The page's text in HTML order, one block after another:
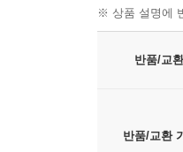
※ 상품 설명에
반품/교
반품/교환